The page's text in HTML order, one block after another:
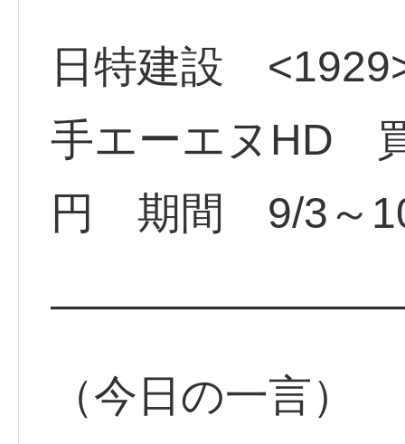
日特建設
手エーエヌHD
円 期間 9/3～
（今日の一言）